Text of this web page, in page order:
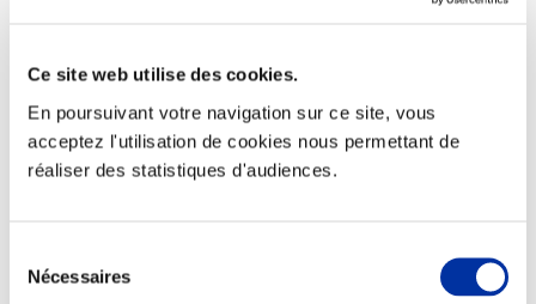
Ce site web utilise des cookies.
En poursuivant votre navigation sur ce site, vous
acceptez l'utilisation de cookies nous permettant de
réaliser des statistiques d'audiences.
Nécessaires
Transport – mise en marché
Abattoir